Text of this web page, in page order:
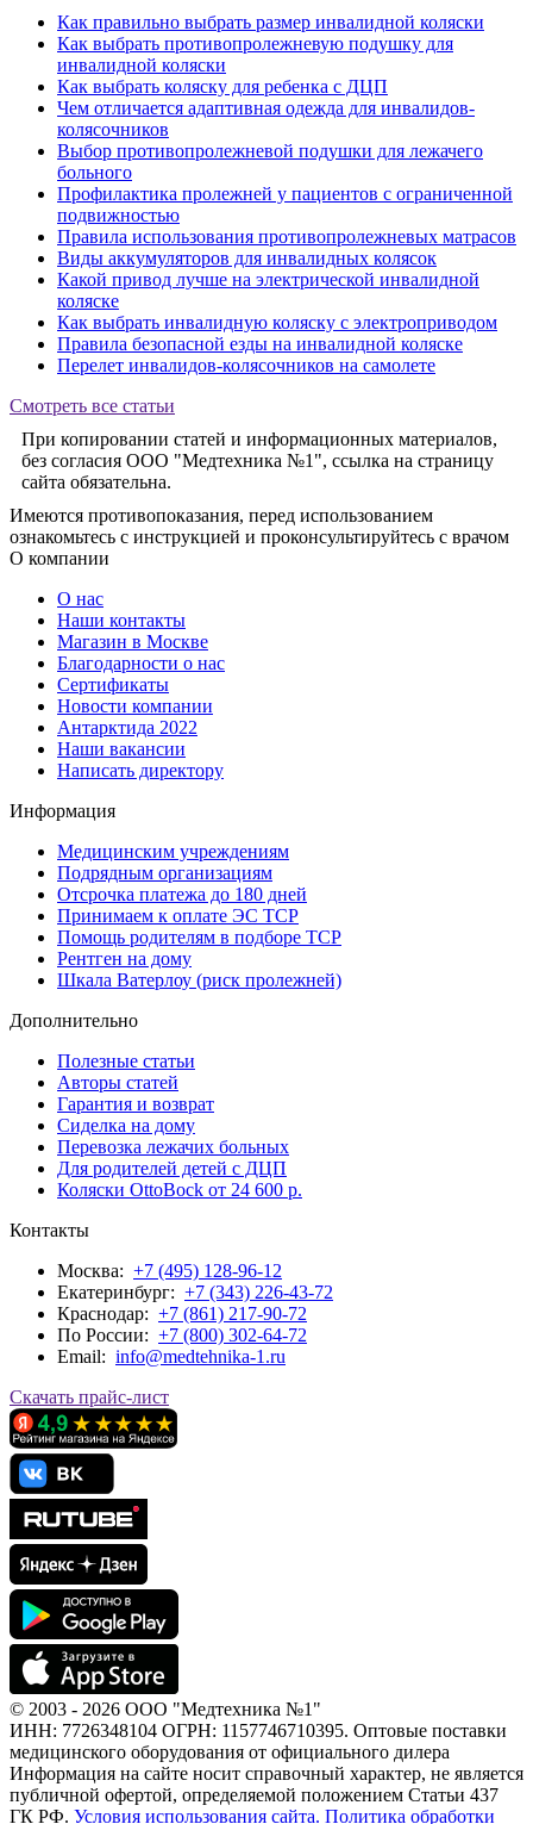
Как правильно выбрать размер инвалидной коляски
Как выбрать противопролежневую подушку для
инвалидной коляски
Как выбрать коляску для ребенка с ДЦП
Чем отличается адаптивная одежда для инвалидов-
колясочников
Выбор противопролежневой подушки для лежачего
больного
Профилактика пролежней у пациентов с ограниченной
подвижностью
Правила использования противопролежневых матрасов
Виды аккумуляторов для инвалидных колясок
Какой привод лучше на электрической инвалидной
коляске
Как выбрать инвалидную коляску с электроприводом
Правила безопасной езды на инвалидной коляске
Перелет инвалидов-колясочников на самолете
Смотреть все статьи
При копировании статей и информационных материалов,
без согласия ООО "Медтехника №1", ссылка на страницу
сайта обязательна.
Имеются противопоказания, перед использованием
ознакомьтесь с инструкцией и проконсультируйтесь с врачом
О компании
О нас
Наши контакты
Магазин в Москве
Благодарности о нас
Сертификаты
Новости компании
Антарктида 2022
Наши вакансии
Написать директору
Информация
Медицинским учреждениям
Подрядным организациям
Отсрочка платежа до 180 дней
Принимаем к оплате ЭС ТСР
Помощь родителям в подборе ТСР
Рентген на дому
Шкала Ватерлоу (риск пролежней)
Дополнительно
Полезные статьи
Авторы статей
Гарантия и возврат
Сиделка на дому
Перевозка лежачих больных
Для родителей детей с ДЦП
Коляски OttoBock от 24 600 р.
Контакты
Москва: +7 (495) 128-96-12
Екатеринбург: +7 (343) 226-43-72
Краснодар: +7 (861) 217-90-72
По Росcии: +7 (800) 302-64-72
Email: info@medtehnika-1.ru
Скачать прайс-лист
© 2003 - 2026 ООО "Медтехника №1"
ИНН: 7726348104 ОГРН: 1157746710395. Оптовые поставки
медицинского оборудования от официального дилера
Информация на сайте носит справочный характер, не является
публичной офертой, определяемой положением Статьи 437
ГК РФ. Условия использования сайта. Политика обработки